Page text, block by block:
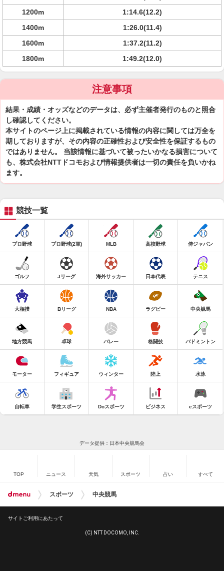
1200m
1:14.6(12.2)
1400m
1:26.0(11.4)
1600m
1:37.2(11.2)
1800m
1:49.2(12.0)
注意事項
結果・成績・オッズなどのデータは、必ず主催者発行のものと照合
し確認してください。
本サイトのページ上に掲載されている情報の内容に関しては万全を
期しておりますが、その内容の正確性および安全性を保証するもの
ではありません。 当該情報に基づいて被ったいかなる損害について
も、株式会社NTTドコモおよび情報提供者は一切の責任を負いかね
ます。
競技一覧
プロ野球 プロ野球(2軍) MLB 高校野球 侍ジャパン
ゴルフ Jリーグ 海外サッカー 日本代表 テニス
大相撲 Bリーグ NBA ラグビー 中央競馬
地方競馬 卓球 バレー 格闘技 バドミントン
モーター フィギュア ウィンター 陸上 水泳
自転車 学生スポーツ Doスポーツ ビジネス eスポーツ
データ提供：日本中央競馬会
TOP ニュース 天気 スポーツ 占い すべて
スポーツ 中央競馬
サイトご利用にあたって
(C) NTT DOCOMO, INC.